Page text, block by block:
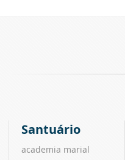
Santuário
academia marial